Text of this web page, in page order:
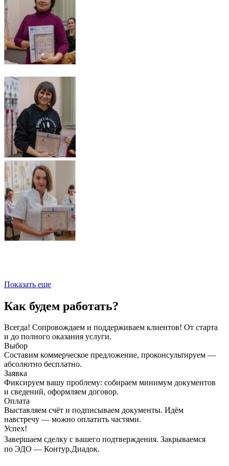
Показать еще
Как будем работать?
Всегда! Сопровождаем и поддерживаем клиентов! От старта
и до полного оказания услуги.
Выбор
Составим коммерческое предложение, проконсультируем —
абсолютно бесплатно.
Заявка
Фиксируем вашу проблему: собираем минимум документов
и сведений, оформляем договор.
Оплата
Выставляем счёт и подписываем документы. Идём
навстречу — можно оплатить частями.
Успех!
Завершаем сделку с вашего подтверждения. Закрываемся
по ЭДО — Контур.Диадок.